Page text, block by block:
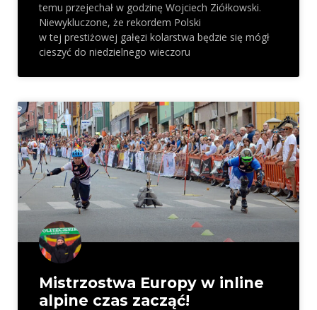
temu przejechał w godzinę Wojciech Ziółkowski.
Niewykluczone, że rekordem Polski
w tej prestiżowej gałęzi kolarstwa będzie się mógł
cieszyć do niedzielnego wieczoru
Mistrzostwa Europy w inline
alpine czas zacząć!